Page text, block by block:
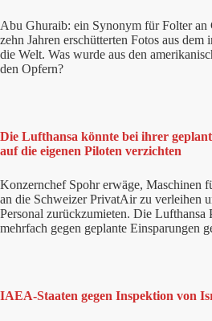
Abu Ghuraib: ein Synonym für Folter an
zehn Jahren erschütterten Fotos aus dem
die Welt. Was wurde aus den
den Opfern?
Die Lufthansa könnte bei ihrer
auf die eigenen Piloten verzichten
Konzernchef Spohr erwäge, Maschinen
an die Schweizer PrivatAir zu verleihen
Personal zurückzumieten. Die Lufthansa
mehrfach gegen geplante Einsparungen
IAEA-Staaten gegen Inspektion von